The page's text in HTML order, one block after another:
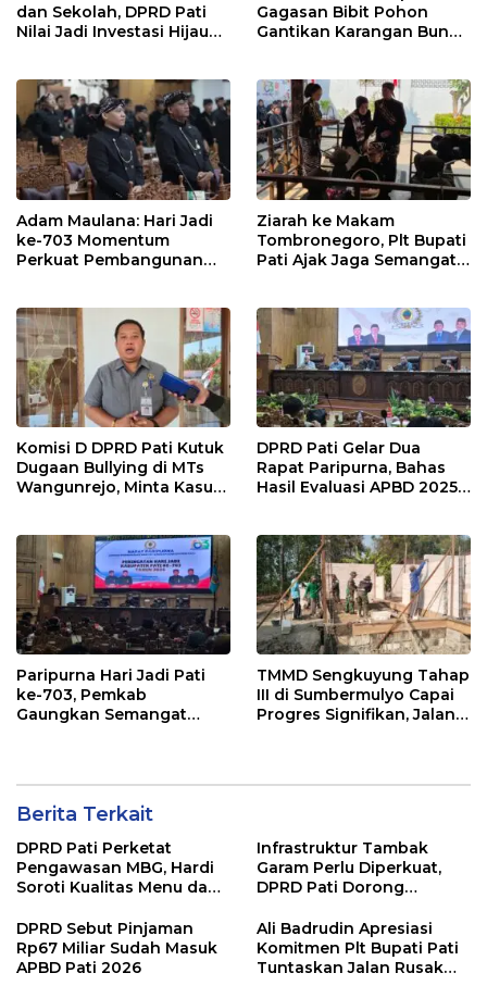
dan Sekolah, DPRD Pati
Nilai Jadi Investasi Hijau
Gagasan Bibit Pohon
Gantikan Karangan Bunga
Adam Maulana: Hari Jadi
ke-703 Momentum
Perkuat Pembangunan
Ziarah ke Makam
Tombronegoro, Plt Bupati
Pati Ajak Jaga Semangat
Berkualitas
Komisi D DPRD Pati Kutuk
Dugaan Bullying di MTs
Wangunrejo, Minta Kasus
DPRD Pati Gelar Dua
Rapat Paripurna, Bahas
Hasil Evaluasi APBD 2025
Paripurna Hari Jadi Pati
ke-703, Pemkab
Gaungkan Semangat
TMMD Sengkuyung Tahap
III di Sumbermulyo Capai
Progres Signifikan, Jalan
Berita Terkait
DPRD Pati Perketat
Pengawasan MBG, Hardi
Soroti Kualitas Menu dan
Infrastruktur Tambak
Garam Perlu Diperkuat,
DPRD Pati Dorong
Dukungan Lebih Serius
DPRD Sebut Pinjaman
Rp67 Miliar Sudah Masuk
APBD Pati 2026
Ali Badrudin Apresiasi
Komitmen Plt Bupati Pati
Tuntaskan Jalan Rusak